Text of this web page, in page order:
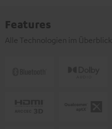
Features
Alle Technologien im Überblick